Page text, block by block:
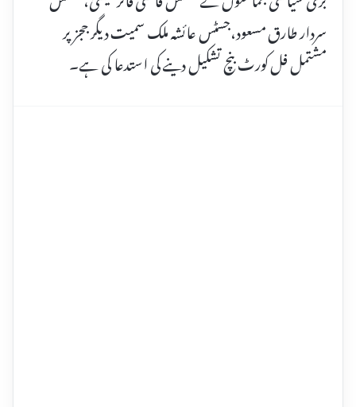
سردار طارق مسعود،جسٹس عائشہ ملک سمیت دیگر ججز پر
مشتمل فل کورٹ بنچ تشکیل دینے کی استدعا کی ہے۔